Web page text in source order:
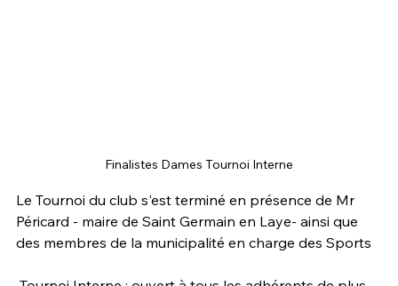
Finalistes Dames Tournoi Interne
Le Tournoi du club s'est terminé en présence de Mr
Péricard - maire de Saint Germain en Laye- ainsi que
des membres de la municipalité en charge des Sports